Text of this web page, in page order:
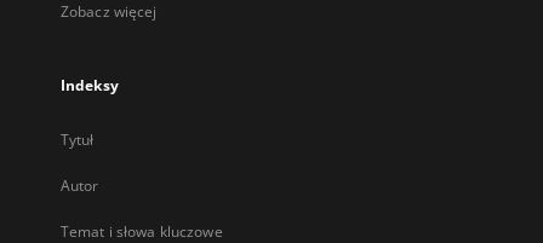
Zobacz więcej
Indeksy
Tytuł
Autor
Temat i słowa kluczowe